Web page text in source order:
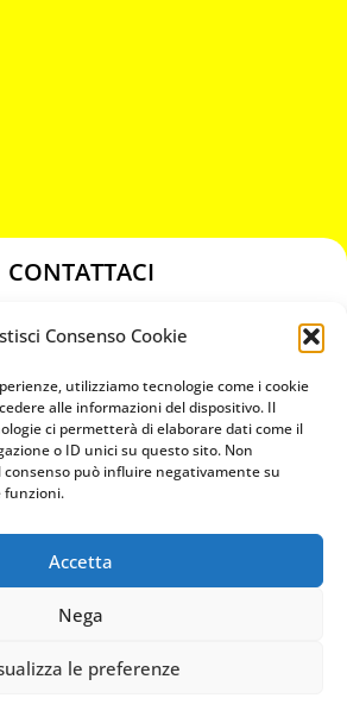
Consenso Cookie
utilizziamo tecnologie come i cookie
alle informazioni del dispositivo. Il
ci permetterà di elaborare dati come il
o ID unici su questo sito. Non
può influire negativamente su
funzioni.
Accetta
Nega
le preferenze
CONTATTACI
MAPS
CHIAMA ORA